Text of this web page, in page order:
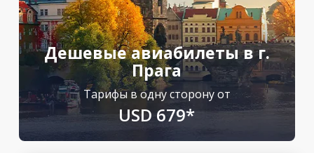
Дешевые авиабилеты в г.
Прага
Тарифы в одну сторону от
USD 679*